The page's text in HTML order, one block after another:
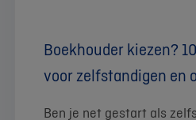
Boekhouder kiezen?
voor zelfstandigen en
Ben je net gestart als